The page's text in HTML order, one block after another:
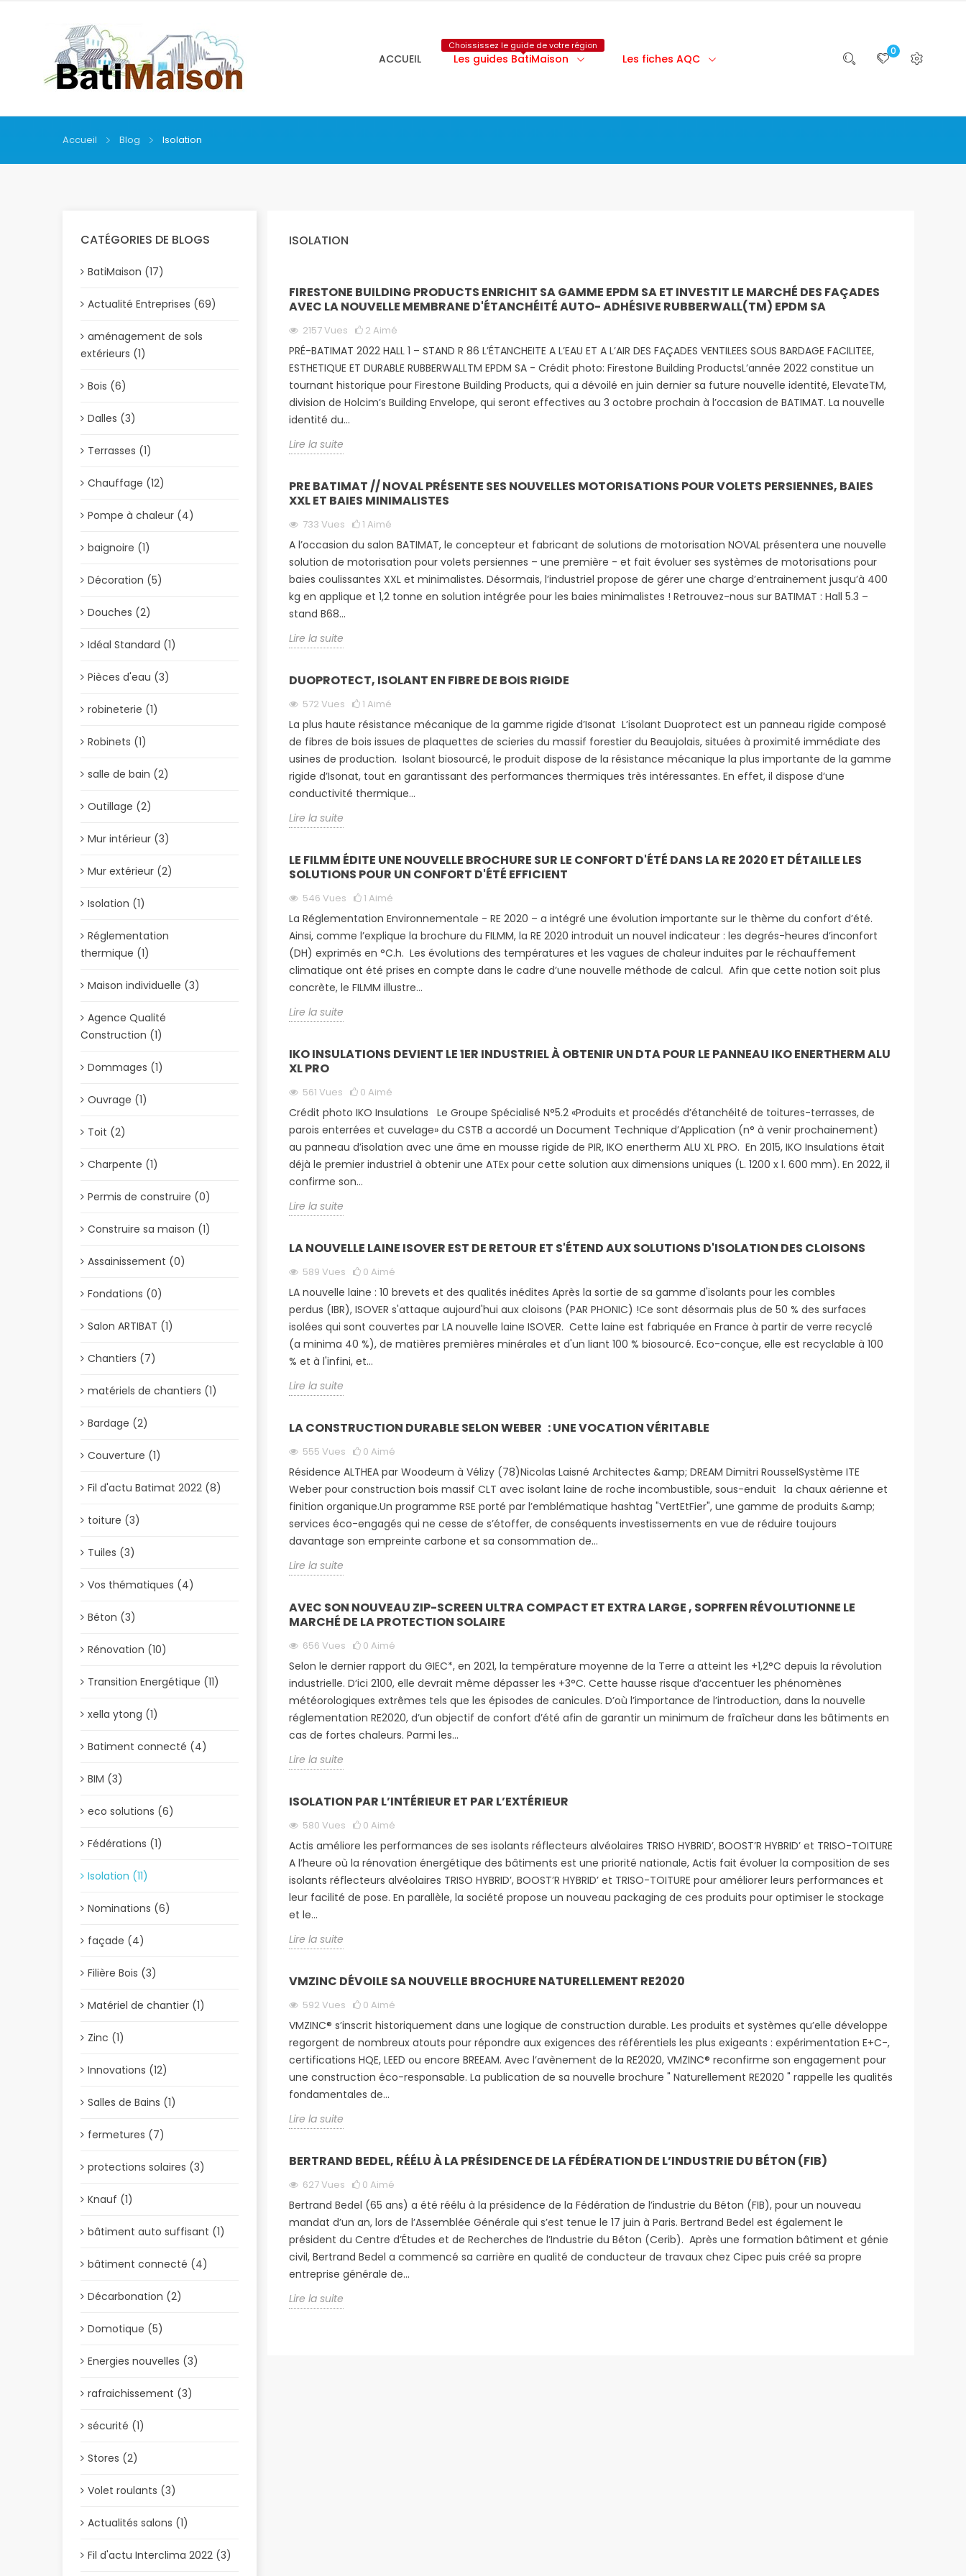
ACCUEIL Les guides BatiMaison
Choississez le guide de votre région
Les fiches AQC
0
Accueil Blog Isolation
CATÉGORIES DE BLOGS
BatiMaison (17)
Actualité Entreprises (69)
aménagement de sols
extérieurs (1)
Bois (6)
Dalles (3)
Terrasses (1)
Chauffage (12)
Pompe à chaleur (4)
baignoire (1)
Décoration (5)
Douches (2)
Idéal Standard (1)
Pièces d'eau (3)
robineterie (1)
Robinets (1)
salle de bain (2)
Outillage (2)
Mur intérieur (3)
Mur extérieur (2)
Isolation (1)
Réglementation
thermique (1)
Maison individuelle (3)
Agence Qualité
Construction (1)
Dommages (1)
Ouvrage (1)
Toit (2)
Charpente (1)
Permis de construire (0)
Construire sa maison (1)
Assainissement (0)
Fondations (0)
Salon ARTIBAT (1)
Chantiers (7)
matériels de chantiers (1)
Bardage (2)
Couverture (1)
Fil d'actu Batimat 2022 (8)
toiture (3)
Tuiles (3)
Vos thématiques (4)
Béton (3)
Rénovation (10)
Transition Energétique (11)
xella ytong (1)
Batiment connecté (4)
BIM (3)
eco solutions (6)
Fédérations (1)
Isolation (11)
Nominations (6)
façade (4)
Filière Bois (3)
Matériel de chantier (1)
Zinc (1)
Innovations (12)
Salles de Bains (1)
fermetures (7)
protections solaires (3)
Knauf (1)
bâtiment auto suffisant (1)
bâtiment connecté (4)
Décarbonation (2)
Domotique (5)
Energies nouvelles (3)
rafraichissement (3)
sécurité (1)
Stores (2)
Volet roulants (3)
Actualités salons (1)
Fil d'actu Interclima 2022 (3)
ISOLATION
FIRESTONE BUILDING PRODUCTS ENRICHIT SA GAMME EPDM SA ET INVESTIT LE MARCHÉ DES FAÇADES
AVEC LA NOUVELLE MEMBRANE D'ÉTANCHÉITÉ AUTO- ADHÉSIVE RUBBERWALL(TM) EPDM SA
2157Vues 2 Aimé
PRÉ-BATIMAT 2022 HALL 1 – STAND R 86 L’ÉTANCHEITE A L’EAU ET A L’AIR DES FAÇADES VENTILEES SOUS BARDAGE FACILITEE,
ESTHETIQUE ET DURABLE RUBBERWALLTM EPDM SA - Crédit photo: Firestone Building ProductsL’année 2022 constitue un
tournant historique pour Firestone Building Products, qui a dévoilé en juin dernier sa future nouvelle identité, ElevateTM,
division de Holcim’s Building Envelope, qui seront effectives au 3 octobre prochain à l’occasion de BATIMAT. La nouvelle
identité du...
Lire la suite
PRE BATIMAT // NOVAL PRÉSENTE SES NOUVELLES MOTORISATIONS POUR VOLETS PERSIENNES, BAIES
XXL ET BAIES MINIMALISTES
733 Vues 1 Aimé
A l’occasion du salon BATIMAT, le concepteur et fabricant de solutions de motorisation NOVAL présentera une nouvelle
solution de motorisation pour volets persiennes – une première - et fait évoluer ses systèmes de motorisations pour
baies coulissantes XXL et minimalistes. Désormais, l’industriel propose de gérer une charge d’entrainement jusqu’à 400
kg en applique et 1,2 tonne en solution intégrée pour les baies minimalistes ! Retrouvez-nous sur BATIMAT : Hall 5.3 –
stand B68...
Lire la suite
DUOPROTECT, ISOLANT EN FIBRE DE BOIS RIGIDE
572 Vues 1 Aimé
La plus haute résistance mécanique de la gamme rigide d’Isonat L’isolant Duoprotect est un panneau rigide composé
de fibres de bois issues de plaquettes de scieries du massif forestier du Beaujolais, situées à proximité immédiate des
usines de production. Isolant biosourcé, le produit dispose de la résistance mécanique la plus importante de la gamme
rigide d’Isonat, tout en garantissant des performances thermiques très intéressantes. En effet, il dispose d’une
conductivité thermique...
Lire la suite
LE FILMM ÉDITE UNE NOUVELLE BROCHURE SUR LE CONFORT D'ÉTÉ DANS LA RE 2020 ET DÉTAILLE LES
SOLUTIONS POUR UN CONFORT D'ÉTÉ EFFICIENT
546 Vues 1 Aimé
La Réglementation Environnementale - RE 2020 – a intégré une évolution importante sur le thème du confort d’été.
Ainsi, comme l’explique la brochure du FILMM, la RE 2020 introduit un nouvel indicateur : les degrés-heures d’inconfort
(DH) exprimés en °C.h. Les évolutions des températures et les vagues de chaleur induites par le réchauffement
climatique ont été prises en compte dans le cadre d’une nouvelle méthode de calcul. Afin que cette notion soit plus
concrète, le FILMM illustre...
Lire la suite
IKO INSULATIONS DEVIENT LE 1ER INDUSTRIEL À OBTENIR UN DTA POUR LE PANNEAU IKO ENERTHERM ALU
XL PRO
561 Vues 0 Aimé
Crédit photo IKO Insulations Le Groupe Spécialisé N°5.2 «Produits et procédés d’étanchéité de toitures-terrasses, de
parois enterrées et cuvelage» du CSTB a accordé un Document Technique d’Application (n° à venir prochainement)
au panneau d’isolation avec une âme en mousse rigide de PIR, IKO enertherm ALU XL PRO. En 2015, IKO Insulations était
déjà le premier industriel à obtenir une ATEx pour cette solution aux dimensions uniques (L. 1200 x l. 600 mm). En 2022, il
confirme son...
Lire la suite
LA NOUVELLE LAINE ISOVER EST DE RETOUR ET S'ÉTEND AUX SOLUTIONS D'ISOLATION DES CLOISONS
589 Vues 0 Aimé
LA nouvelle laine : 10 brevets et des qualités inédites Après la sortie de sa gamme d'isolants pour les combles
perdus (IBR), ISOVER s'attaque aujourd'hui aux cloisons (PAR PHONIC) !Ce sont désormais plus de 50 % des surfaces
isolées qui sont couvertes par LA nouvelle laine ISOVER. Cette laine est fabriquée en France à partir de verre recyclé
(a minima 40 %), de matières premières minérales et d'un liant 100 % biosourcé. Eco-conçue, elle est recyclable à 100
% et à l'infini, et...
Lire la suite
LA CONSTRUCTION DURABLE SELON WEBER : UNE VOCATION VÉRITABLE
555 Vues 0 Aimé
Résidence ALTHEA par Woodeum à Vélizy (78)Nicolas Laisné Architectes &amp; DREAM Dimitri RousselSystème ITE
Weber pour construction bois massif CLT avec isolant laine de roche incombustible, sous-enduit la chaux aérienne et
finition organique.Un programme RSE porté par l’emblématique hashtag "VertEtFier", une gamme de produits &amp;
services éco-engagés qui ne cesse de s’étoffer, de conséquents investissements en vue de réduire toujours
davantage son empreinte carbone et sa consommation de...
Lire la suite
AVEC SON NOUVEAU ZIP-SCREEN ULTRA COMPACT ET EXTRA LARGE , SOPRFEN RÉVOLUTIONNE LE
MARCHÉ DE LA PROTECTION SOLAIRE
656 Vues 0 Aimé
Selon le dernier rapport du GIEC*, en 2021, la température moyenne de la Terre a atteint les +1,2°C depuis la révolution
industrielle. D’ici 2100, elle devrait même dépasser les +3°C. Cette hausse risque d’accentuer les phénomènes
météorologiques extrêmes tels que les épisodes de canicules. D’où l’importance de l’introduction, dans la nouvelle
réglementation RE2020, d’un objectif de confort d’été afin de garantir un minimum de fraîcheur dans les bâtiments en
cas de fortes chaleurs. Parmi les...
Lire la suite
ISOLATION PAR L’INTÉRIEUR ET PAR L’EXTÉRIEUR
580 Vues 0 Aimé
Actis améliore les performances de ses isolants réflecteurs alvéolaires TRISO HYBRID’, BOOST’R HYBRID’ et TRISO-TOITURE
A l’heure où la rénovation énergétique des bâtiments est une priorité nationale, Actis fait évoluer la composition de ses
isolants réflecteurs alvéolaires TRISO HYBRID’, BOOST’R HYBRID’ et TRISO-TOITURE pour améliorer leurs performances et
leur facilité de pose. En parallèle, la société propose un nouveau packaging de ces produits pour optimiser le stockage
et le...
Lire la suite
VMZINC DÉVOILE SA NOUVELLE BROCHURE NATURELLEMENT RE2020
592 Vues 0 Aimé
VMZINC® s’inscrit historiquement dans une logique de construction durable. Les produits et systèmes qu’elle développe
regorgent de nombreux atouts pour répondre aux exigences des référentiels les plus exigeants : expérimentation E+C-,
certifications HQE, LEED ou encore BREEAM. Avec l’avènement de la RE2020, VMZINC® reconfirme son engagement pour
une construction éco-responsable. La publication de sa nouvelle brochure " Naturellement RE2020 " rappelle les qualités
fondamentales de...
Lire la suite
BERTRAND BEDEL, RÉÉLU À LA PRÉSIDENCE DE LA FÉDÉRATION DE L’INDUSTRIE DU BÉTON (FIB)
627Vues 0 Aimé
Bertrand Bedel (65 ans) a été réélu à la présidence de la Fédération de l’industrie du Béton (FIB), pour un nouveau
mandat d’un an, lors de l’Assemblée Générale qui s’est tenue le 17 juin à Paris. Bertrand Bedel est également le
président du Centre d’Études et de Recherches de l’Industrie du Béton (Cerib). Après une formation bâtiment et génie
civil, Bertrand Bedel a commencé sa carrière en qualité de conducteur de travaux chez Cipec puis créé sa propre
entreprise générale de...
Lire la suite